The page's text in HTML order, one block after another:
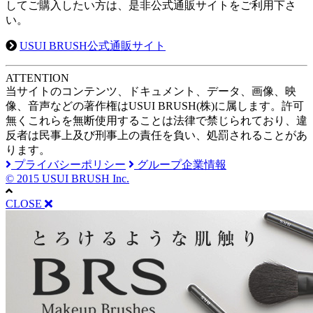
してご購入したい方は、是非公式通販サイトをご利用下さ
い。
USUI BRUSH公式通販サイト
ATTENTION
当サイトのコンテンツ、ドキュメント、データ、画像、映
像、音声などの著作権はUSUI BRUSH(株)に属します。許可
無くこれらを無断使用することは法律で禁じられており、違
反者は民事上及び刑事上の責任を負い、処罰されることがあ
ります。
プライバシーポリシー
グループ企業情報
© 2015 USUI BRUSH Inc.
CLOSE